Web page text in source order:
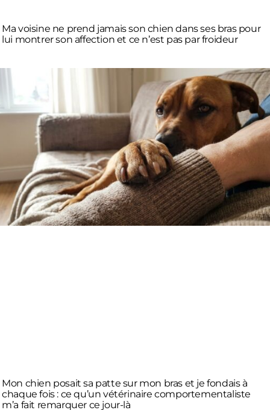
Ma voisine ne prend jamais son chien dans ses bras pour
lui montrer son affection et ce n’est pas par froideur
Mon chien posait sa patte sur mon bras et je fondais à
chaque fois : ce qu’un vétérinaire comportementaliste
m’a fait remarquer ce jour-là